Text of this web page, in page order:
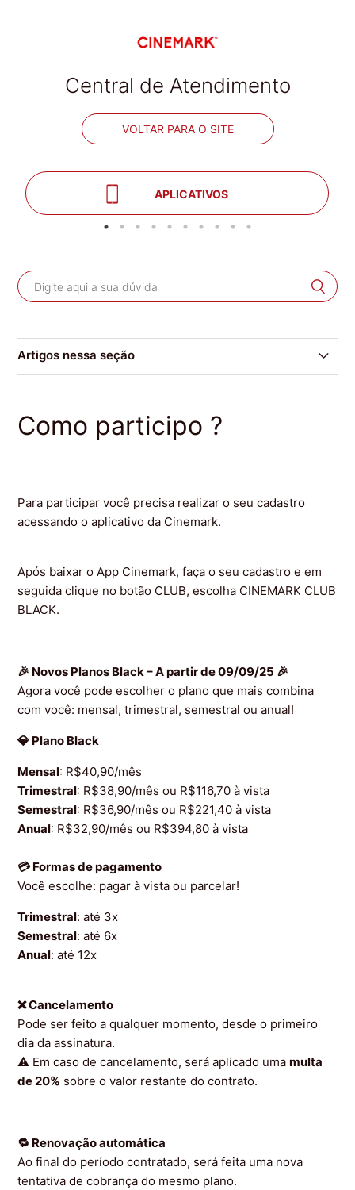
Central de Atendimento
VOLTAR PARA O SITE
APLICATIVOS
Artigos nessa seção
Forma de Pagamento Pontos
adesão?
Já sou assinante, perderei meus ingressos e
benefícios ?
Como participo ?
Como uso os benefícios ?
Como devo acumular pontos?
Quando cai a minha pontuação ?
Como participo ?
Para participar você precisa realizar o seu cadastro
acessando o aplicativo da Cinemark.
Após baixar o App Cinemark, faça o seu cadastro e em
seguida clique no botão CLUB, escolha CINEMARK CLUB
BLACK.
🎉 Novos Planos Black – A partir de 09/09/25 🎉
Agora você pode escolher o plano que mais combina
com você: mensal, trimestral, semestral ou anual!
💎 Plano Black
Mensal: R$40,90/mês
Trimestral: R$38,90/mês ou R$116,70 à vista
Semestral: R$36,90/mês ou R$221,40 à vista
Anual: R$32,90/mês ou R$394,80 à vista
💳 Formas de pagamento
Você escolhe: pagar à vista ou parcelar!
Trimestral: até 3x
Semestral: até 6x
Anual: até 12x
❌ Cancelamento
Pode ser feito a qualquer momento, desde o primeiro
dia da assinatura.
⚠️ Em caso de cancelamento, será aplicado umamulta
de 20% sobre o valor restante do contrato.
🔁 Renovação automática
Ao final do período contratado, será feita uma nova
tentativa de cobrança do mesmo plano.